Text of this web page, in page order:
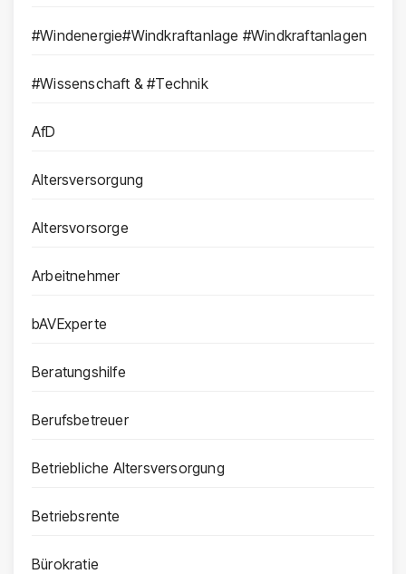
#Windenergie#Windkraftanlage #Windkraftanlagen
#Wissenschaft & #Technik
AfD
Altersversorgung
Altersvorsorge
Arbeitnehmer
bAVExperte
Beratungshilfe
Berufsbetreuer
Betriebliche Altersversorgung
Betriebsrente
Bürokratie